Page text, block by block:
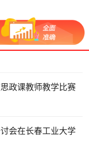
政课教师教学比赛
会在长春工业大学